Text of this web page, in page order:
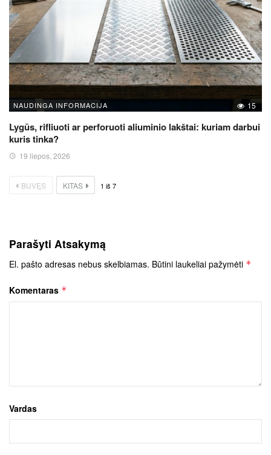
NAUDINGA INFORMACIJA 15
Lygūs, rifliuoti ar perforuoti aliuminio lakštai: kuriam darbui
kuris tinka?
19 liepos, 2026
BUVĘS KITAS 1 iš 7
Parašyti Atsakymą
El. pašto adresas nebus skelbiamas. Būtini laukeliai pažymėti *
Komentaras *
Vardas